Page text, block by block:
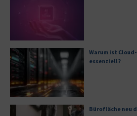
Warum ist
essenziell?
Bürofläche neu